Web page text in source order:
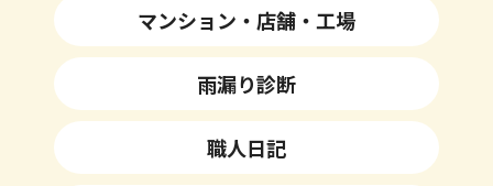
マンション・店舗・工場
雨漏り診断
職人日記